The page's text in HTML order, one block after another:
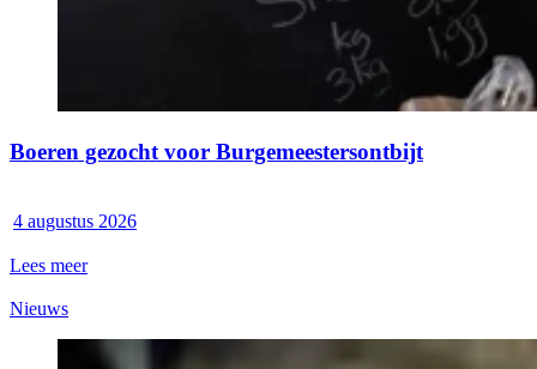
Boeren gezocht voor Burgemeestersontbijt
4 augustus 2026
Lees meer
Nieuws